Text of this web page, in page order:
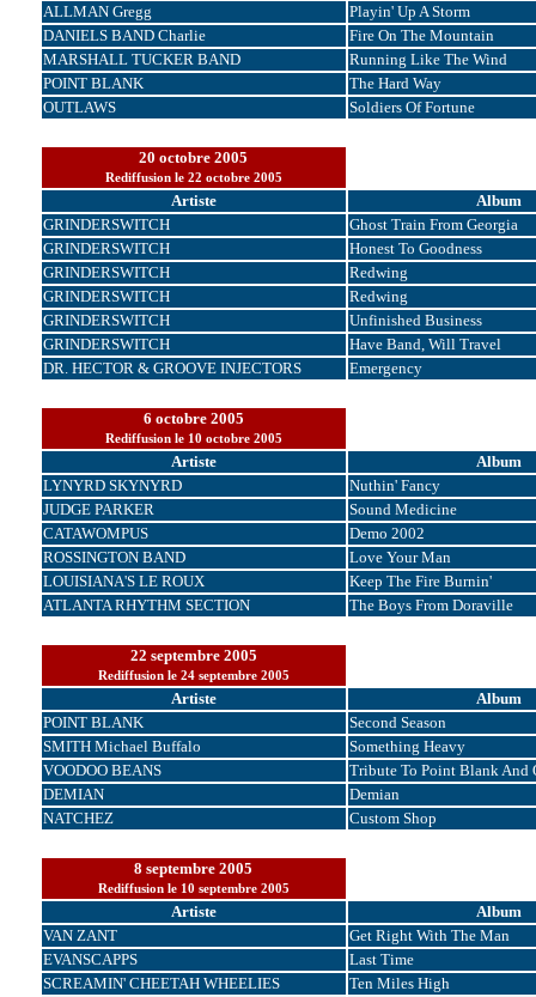
ALLMAN Gregg
Playin' Up A Storm
DANIELS BAND Charlie
Fire On The Mountain
MARSHALL TUCKER BAND
Running Like The Wind
POINT BLANK
The Hard Way
OUTLAWS
Soldiers Of Fortune
20 octobre 2005
Rediffusion le 22 octobre 2005
Artiste
Album
GRINDERSWITCH
Ghost Train From Georgia
GRINDERSWITCH
Honest To Goodness
GRINDERSWITCH
Redwing
GRINDERSWITCH
Redwing
GRINDERSWITCH
Unfinished Business
GRINDERSWITCH
Have Band, Will Travel
DR. HECTOR & GROOVE INJECTORS
Emergency
6 octobre 2005
Rediffusion le 10 octobre 2005
Artiste
Album
LYNYRD SKYNYRD
Nuthin' Fancy
JUDGE PARKER
Sound Medicine
CATAWOMPUS
Demo 2002
ROSSINGTON BAND
Love Your Man
LOUISIANA'S LE ROUX
Keep The Fire Burnin'
ATLANTA RHYTHM SECTION
The Boys From Doraville
22 septembre 2005
Rediffusion le 24 septembre 2005
Artiste
Album
POINT BLANK
Second Season
SMITH Michael Buffalo
Something Heavy
VOODOO BEANS
Tribute To Point Blank And
DEMIAN
Demian
NATCHEZ
Custom Shop
8 septembre 2005
Rediffusion le 10 septembre 2005
Artiste
Album
VAN ZANT
Get Right With The Man
EVANSCAPPS
Last Time
SCREAMIN' CHEETAH WHEELIES
Ten Miles High